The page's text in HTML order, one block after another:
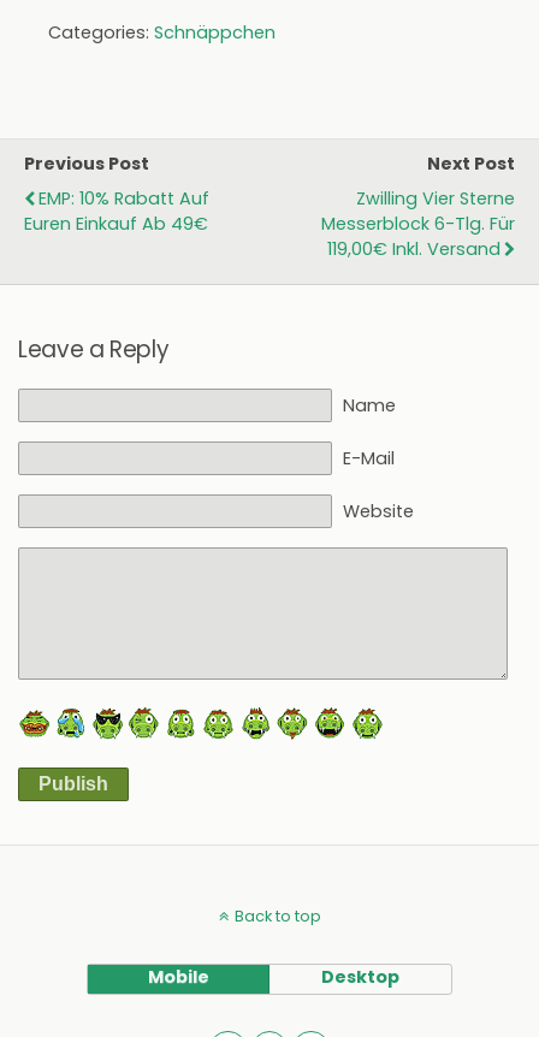
Categories: Schnäppchen
Previous Post
EMP: 10% Rabatt Auf
Euren Einkauf Ab 49€
Next Post
Zwilling Vier Sterne
Messerblock 6-Tlg. Für
119,00€ Inkl. Versand
Leave a Reply
Name
E-Mail
Website
Publish
Back to top
Mobile Desktop